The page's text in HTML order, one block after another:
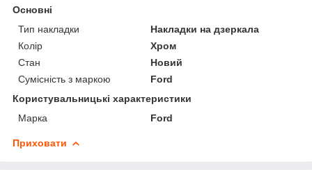
Основні
Тип накладки
Накладки на дзеркала
Колір
Хром
Стан
Новий
Сумісність з маркою
Ford
Користувальницькі характеристики
Марка
Ford
Приховати